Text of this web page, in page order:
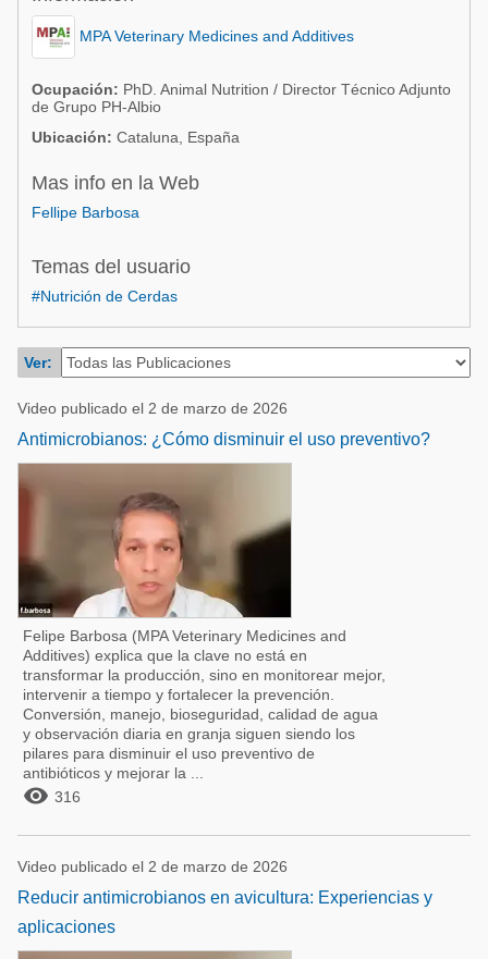
Acuacultura
Micotoxinas
Avicultura
Porcicultura
Balanceados - Piensos
Comunidades en portugués
Avicultura
Porcicultura
Ganadería
Lechería
MPA Veterinary Medicines and Additives
Ocupación: PhD. Animal Nutrition / Director Técnico Adjunto
de Grupo PH-Albio
Ubicación: Cataluna, España
Mas info en la Web
Fellipe Barbosa
Temas del usuario
#Nutrición de Cerdas
Ver:
Video publicado el 2 de marzo de 2026
Antimicrobianos: ¿Cómo disminuir el uso preventivo?
Felipe Barbosa (MPA Veterinary Medicines and
Additives) explica que la clave no está en
transformar la producción, sino en monitorear mejor,
intervenir a tiempo y fortalecer la prevención.
Conversión, manejo, bioseguridad, calidad de agua
y observación diaria en granja siguen siendo los
pilares para disminuir el uso preventivo de
antibióticos y mejorar la ...
 316
Video publicado el 2 de marzo de 2026
Reducir antimicrobianos en avicultura: Experiencias y
aplicaciones